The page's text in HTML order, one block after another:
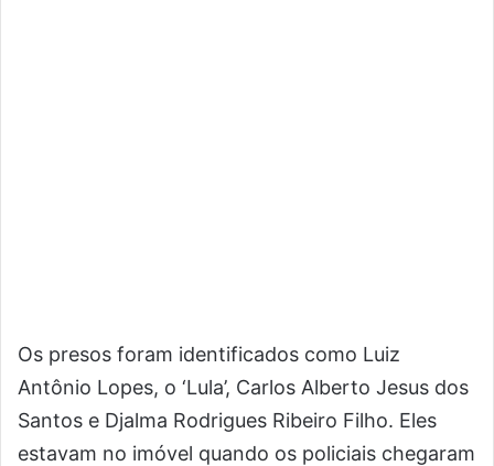
Os presos foram identificados como Luiz
Antônio Lopes, o ‘Lula’, Carlos Alberto Jesus dos
Santos e Djalma Rodrigues Ribeiro Filho. Eles
estavam no imóvel quando os policiais chegaram